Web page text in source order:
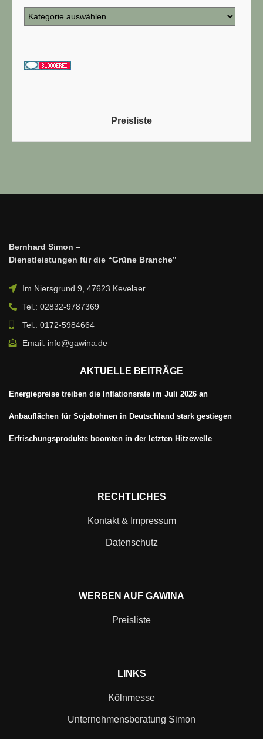
Preisliste
Bernhard Simon –
Dienstleistungen für die “Grüne Branche”
Im Niersgrund 9, 47623 Kevelaer
Tel.: 02832-9787369
Tel.: 0172-5984664
Email: info@gawina.de
AKTUELLE BEITRÄGE
Energiepreise treiben die Inflationsrate im Juli 2026 an
Anbauflächen für Sojabohnen in Deutschland stark gestiegen
Erfrischungsprodukte boomten in der letzten Hitzewelle
RECHTLICHES
Kontakt & Impressum
Datenschutz
WERBEN AUF GAWINA
Preisliste
LINKS
Kölnmesse
Unternehmensberatung Simon